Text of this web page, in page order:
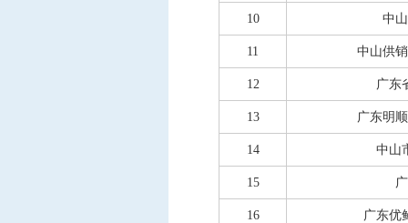
10 中
11 中山供
12 广东
13 广东明
14 中山
15
16 广东优